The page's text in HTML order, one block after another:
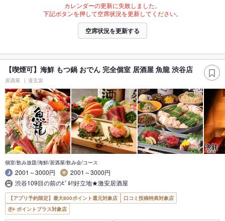
カレンダーの更新に失敗しました。
下記ボタンを押して空席状況を更新してください。
空席状況を更新する
【喫煙可】海鮮 もつ鍋 おでん 完全個室 居酒屋 魚龍 渋谷店
居酒屋 道玄坂
個室/飲み放題/海鮮/居酒屋/飲み会/コース
2001～3000円
2001～3000円
渋谷109目の前のﾋﾞﾙ!!好立地★激安居酒屋
【アプリ予約限定】最大800ポイント還元対象店
口コミ投稿特典対象店
ポイントプラス対象店